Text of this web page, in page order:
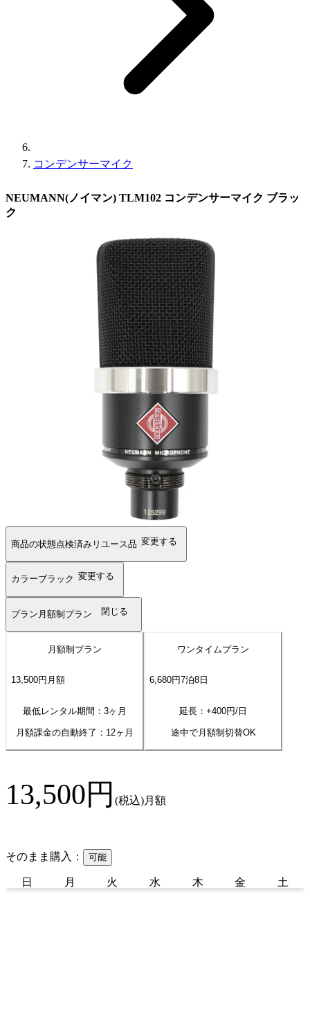
コンデンサーマイク
NEUMANN(ノイマン) TLM102 コンデンサーマイク ブラッ
ク
商品の状態点検済みリユース品 変更する
カラーブラック 変更する
プラン 月額制プラン 閉じる
月額制プラン
13,500円 月額
最低レンタル期間：3ヶ月
月額課金の自動終了： 12ヶ月
ワンタイムプラン
6,680円7泊8 日
延長：+400円/日
途中で月額制切替OK
13,500円 (税込)月額
そのまま購入： 可能
日 月 火 水 木 金 土